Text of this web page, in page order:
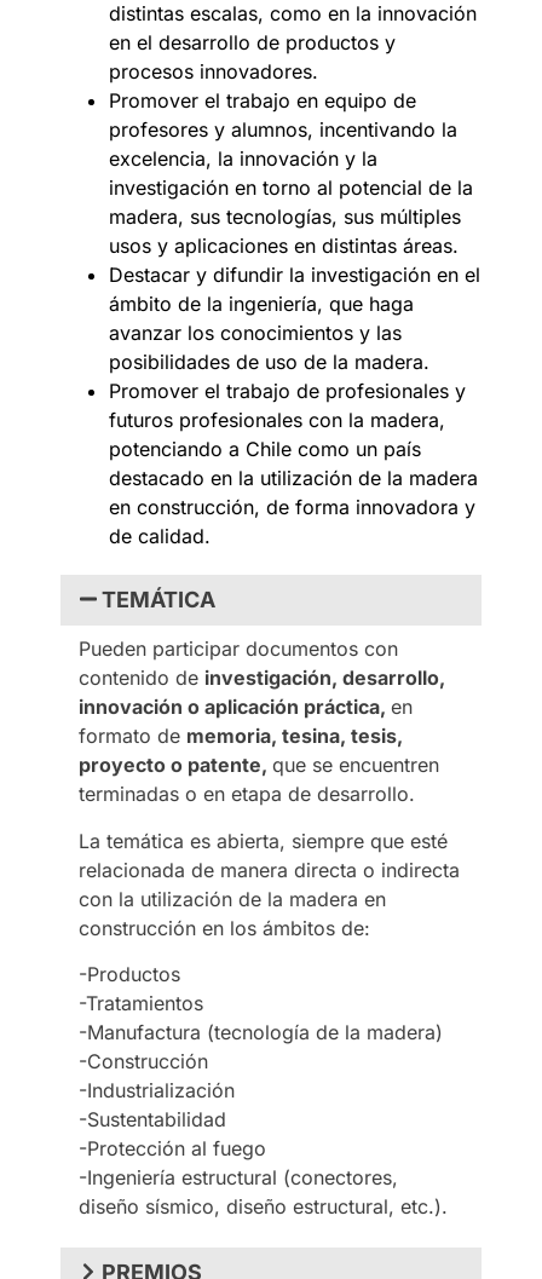
distintas escalas, como en la innovación
en el desarrollo de productos y
procesos innovadores.
Promover el trabajo en equipo de
profesores y alumnos, incentivando la
excelencia, la innovación y la
investigación en torno al potencial de la
madera, sus tecnologías, sus múltiples
usos y aplicaciones en distintas áreas.
Destacar y difundir la investigación en el
ámbito de la ingeniería, que haga
avanzar los conocimientos y las
posibilidades de uso de la madera.
Promover el trabajo de profesionales y
futuros profesionales con la madera,
potenciando a Chile como un país
destacado en la utilización de la madera
en construcción, de forma innovadora y
de calidad.
TEMÁTICA
Pueden participar documentos con
contenido de investigación, desarrollo,
innovación o aplicación práctica, en
formato de memoria, tesina, tesis,
proyecto o patente, que se encuentren
terminadas o en etapa de desarrollo.
La temática es abierta, siempre que esté
relacionada de manera directa o indirecta
con la utilización de la madera en
construcción en los ámbitos de:
-Productos
-Tratamientos
-Manufactura (tecnología de la madera)
-Construcción
-Industrialización
-Sustentabilidad
-Protección al fuego
-Ingeniería estructural (conectores,
diseño sísmico, diseño estructural, etc.).
PREMIOS